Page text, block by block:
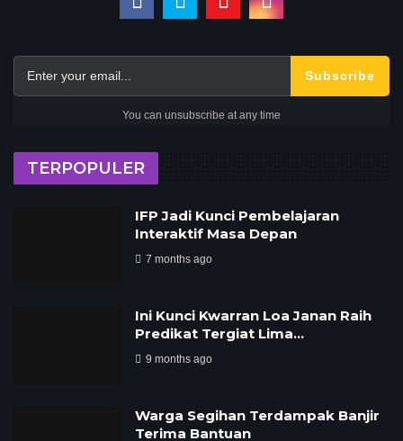
Subscribe
You can unsubscribe at any time
TERPOPULER
IFP Jadi Kunci Pembelajaran
Interaktif Masa Depan
7 months ago
Ini Kunci Kwarran Loa Janan Raih
Predikat Tergiat Lima…
9 months ago
Warga Segihan Terdampak Banjir
Terima Bantuan